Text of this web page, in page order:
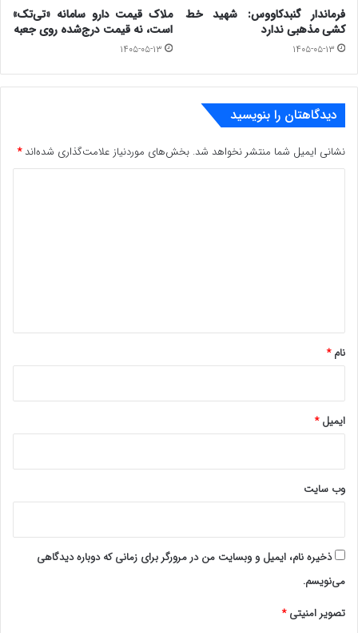
فرماندار گنبدکاووس: شهید خط
کشی مذهبی ندارد
۱۴۰۵-۰۵-۱۳
ملاک قیمت دارو سامانه «تی‌تک»
است، نه قیمت درج‌شده روی جعبه
۱۴۰۵-۰۵-۱۳
دیدگاهتان را بنویسید
نشانی ایمیل شما منتشر نخواهد شد. بخش‌های موردنیاز علامت‌گذاری شده‌اند*
نام*
ایمیل*
وب‌ سایت
ذخیره نام، ایمیل و وبسایت من در مرورگر برای زمانی که دوباره دیدگاهی
می‌نویسم.
تصویر امنیتی*